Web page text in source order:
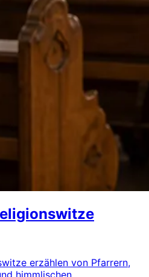
erzählen von Pfarrern,